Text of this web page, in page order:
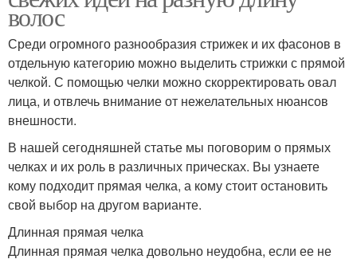
волос
Среди огромного разнообразия стрижек и их фасонов в
отдельную категорию можно выделить стрижки с прямой
челкой. С помощью челки можно скорректировать овал
лица, и отвлечь внимание от нежелательных нюансов
внешности.
В нашей сегодняшней статье мы поговорим о прямых
челках и их роль в различных прическах. Вы узнаете
кому подходит прямая челка, а кому стоит остановить
свой выбор на другом варианте.
Длинная прямая челка
Длинная прямая челка довольно неудобна, если ее не